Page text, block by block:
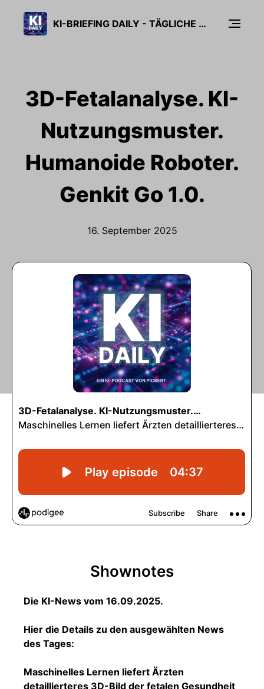
KI-BRIEFING DAILY - TÄGLICHE KI-NEWS IN 5 MINUTEN
3D-Fetalanalyse. KI-
Nutzungsmuster.
Humanoide Roboter.
Genkit Go 1.0.
16. September 2025
Shownotes
Die KI-News vom 16.09.2025.
Hier die Details zu den ausgewählten News
des Tages:
Maschinelles Lernen liefert Ärzten
detaillierteres 3D-Bild der fetalen Gesundheit